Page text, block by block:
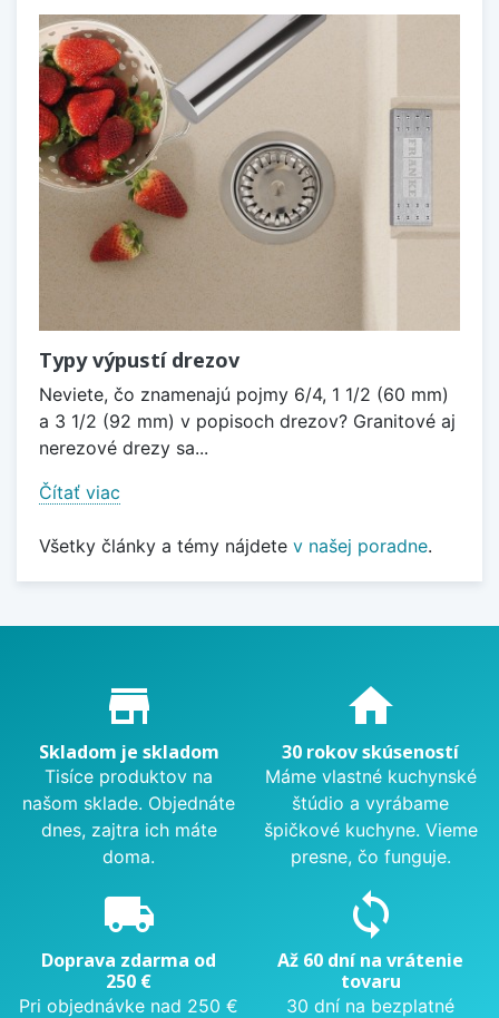
Typy výpustí drezov
Neviete, čo znamenajú pojmy 6/4, 1 1/2 (60 mm)
a 3 1/2 (92 mm) v popisoch drezov? Granitové aj
nerezové drezy sa...
Čítať viac
Všetky články a témy nájdete v našej poradne.
Proč nakupovat u nás?
store_mall_directory
Skladom je skladom
Tisíce produktov na
našom sklade. Objednáte
dnes, zajtra ich máte
doma.
home
30 rokov skúseností
Máme vlastné kuchynské
štúdio a vyrábame
špičkové kuchyne. Vieme
presne, čo funguje.
local_shipping
Doprava zdarma od
250 €
Pri objednávke nad 250 €
sync
Až 60 dní na vrátenie
tovaru
30 dní na bezplatné